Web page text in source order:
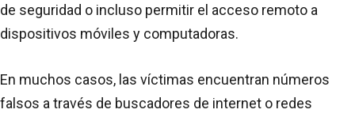
de seguridad o incluso permitir el acceso remoto a
dispositivos móviles y computadoras.
En muchos casos, las víctimas encuentran números
falsos a través de buscadores de internet o redes